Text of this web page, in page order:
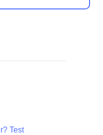
Test